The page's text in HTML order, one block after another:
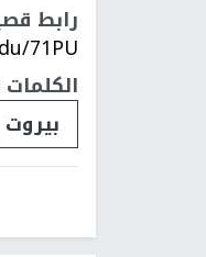
رابط
71PU/
بيروت